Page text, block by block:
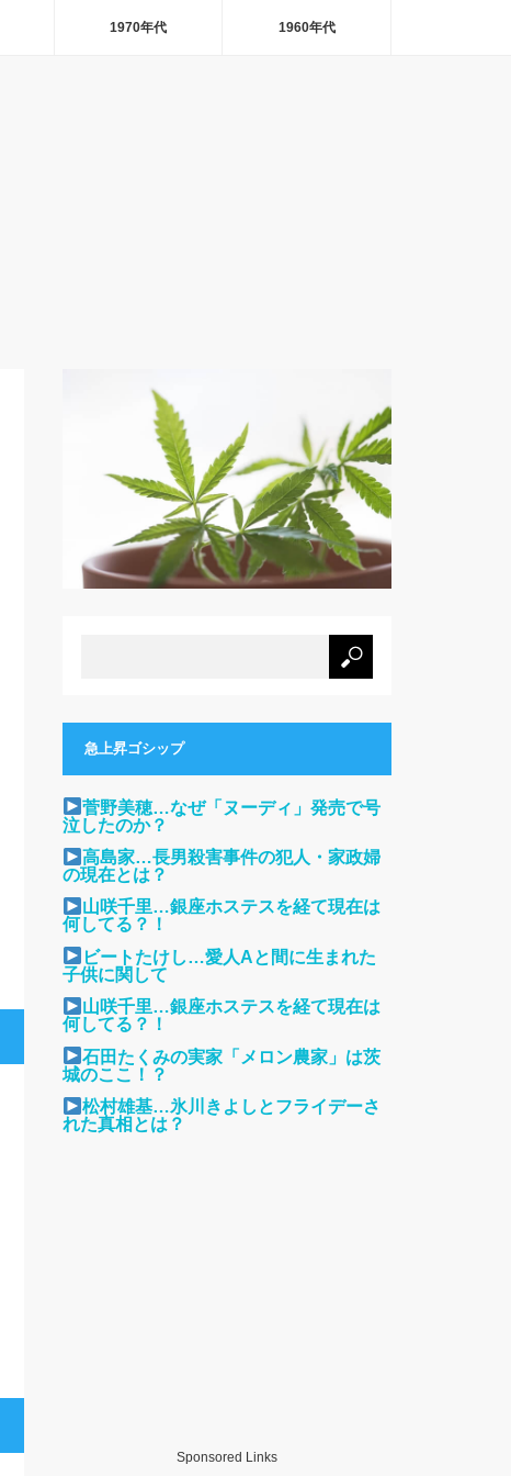
1970年代 1960年代
急上昇ゴシップ
菅野美穂…なぜ「ヌーディ」発売で号
泣したのか？
高島家…長男殺害事件の犯人・家政婦
の現在とは？
山咲千里…銀座ホステスを経て現在は
何してる？！
ビートたけし…愛人Aと間に生まれた
子供に関して
山咲千里…銀座ホステスを経て現在は
何してる？！
石田たくみの実家「メロン農家」は茨
城のここ！？
松村雄基…氷川きよしとフライデーさ
れた真相とは？
Sponsored Links